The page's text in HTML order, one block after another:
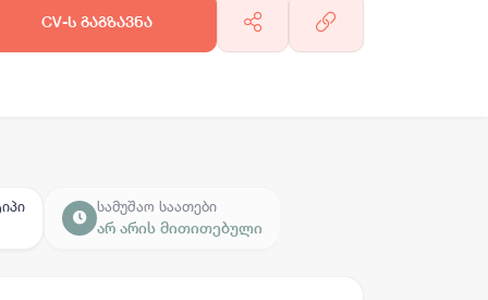
CV-ს გაგზავნა
სამუშაო საათები
არ არის მითითებული